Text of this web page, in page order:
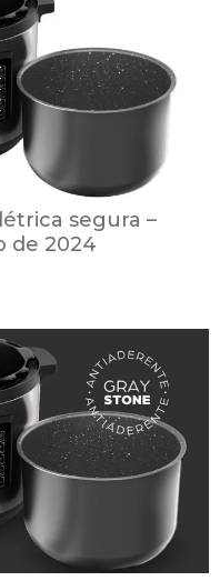
segura –
de 2024